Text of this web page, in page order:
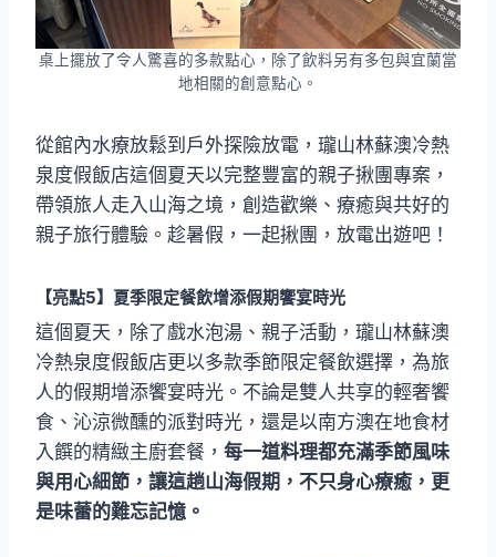
桌上擺放了令人驚喜的多款點心，除了飲料另有多包與宜蘭當
地相關的創意點心。
從館內水療放鬆到戶外探險放電，瓏山林蘇澳冷熱
泉度假飯店這個夏天以完整豐富的親子揪團專案，
帶領旅人走入山海之境，創造歡樂、療癒與共好的
親子旅行體驗。趁暑假，一起揪團，放電出遊吧！
【亮點5】 夏季限定餐飲增添假期饗宴時光
這個夏天，除了戲水泡湯、親子活動，瓏山林蘇澳
冷熱泉度假飯店更以多款季節限定餐飲選擇，為旅
人的假期增添饗宴時光。不論是雙人共享的輕奢饗
食、沁涼微醺的派對時光，還是以南方澳在地食材
入饌的精緻主廚套餐， 每一道料理都充滿季節風味
與用心細節，讓這趟山海假期，不只身心療癒，更
是味蕾的難忘記憶。